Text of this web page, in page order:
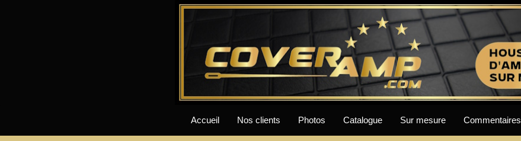
Accueil Nos clients Photos Catalogue Sur mesure Commentaires